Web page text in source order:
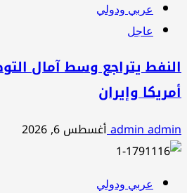
عربي ودولي
عاجل
النفط يتراجع وسط آمال
أمريكا وإيران
admin adminأغسطس 6, 2026
عربي ودولي